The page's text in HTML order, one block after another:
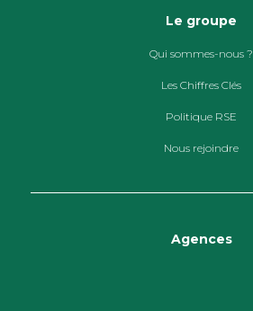
Le groupe
Qui sommes-nous ?
Les Chiffres Clés
Politique RSE
Nous rejoindre
Agences